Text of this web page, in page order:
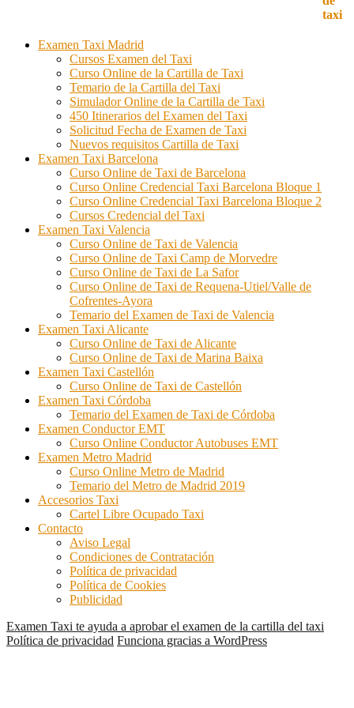
Examen Taxi Madrid
Cursos Examen del Taxi
Curso Online de la Cartilla de Taxi
Temario de la Cartilla del Taxi
Simulador Online de la Cartilla de Taxi
450 Itinerarios del Examen del Taxi
Solicitud Fecha de Examen de Taxi
Nuevos requisitos Cartilla de Taxi
Examen Taxi Barcelona
Curso Online de Taxi de Barcelona
Curso Online Credencial Taxi Barcelona Bloque 1
Curso Online Credencial Taxi Barcelona Bloque 2
Cursos Credencial del Taxi
Examen Taxi Valencia
Curso Online de Taxi de Valencia
Curso Online de Taxi Camp de Morvedre
Curso Online de Taxi de La Safor
Curso Online de Taxi de Requena-Utiel/Valle de
Cofrentes-Ayora
Temario del Examen de Taxi de Valencia
Examen Taxi Alicante
Curso Online de Taxi de Alicante
Curso Online de Taxi de Marina Baixa
Examen Taxi Castellón
Curso Online de Taxi de Castellón
Examen Taxi Córdoba
Temario del Examen de Taxi de Córdoba
Examen Conductor EMT
Curso Online Conductor Autobuses EMT
Examen Metro Madrid
Curso Online Metro de Madrid
Temario del Metro de Madrid 2019
Accesorios Taxi
Cartel Libre Ocupado Taxi
Contacto
Aviso Legal
Condiciones de Contratación
Política de privacidad
Política de Cookies
Publicidad
Examen Taxi te ayuda a aprobar el examen de la cartilla del taxi
Política de privacidad Funciona gracias a WordPress